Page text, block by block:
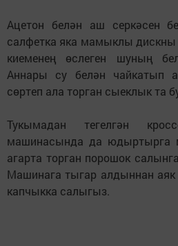
Ацетон белән аш серкәсен
салфетка яка мамыклы
киеменең өслеген шуның
Аннары су белән чайкатып
сөртеп ала торган сыеклык та
Тукымадан тегелгән
машинасында да юдыртырга
агарта торган порошок
Машинага тыгар алдыннан аяк
капчыкка салыгыз.